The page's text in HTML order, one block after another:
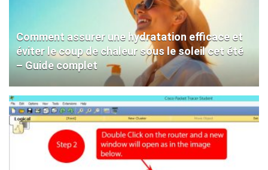
Comment assurer une hydratation efficace et
éviter le coup de chaleur sous le soleil cet été
– Guide complet